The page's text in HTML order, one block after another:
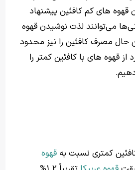
قهوه های کم کافئین پیشنهاد
می‌توانند لذت نوشیدن قهوه
حال مصرف کافئین را نیز محدود
از قهوه های با کافئین کمتر را
کمتری نسبت بهقهوه